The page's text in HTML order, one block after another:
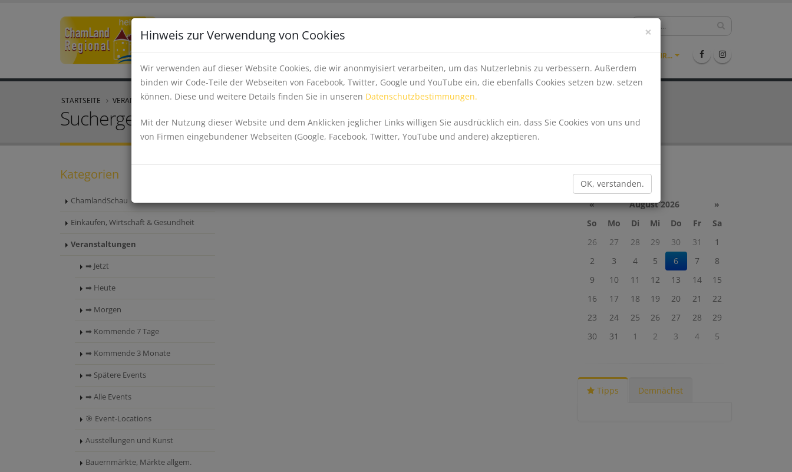
×
Hinweis zur Verwendung von Cookies
Wir verwenden auf dieser Website Cookies, die wir anonmyisiert verarbeiten, um das Nutzerlebnis zu verbessern. Außerdem
binden wir Code-Teile der Webseiten von Facebook, Twitter, Google und YouTube ein, die ebenfalls Cookies setzen bzw. setzen
können. Diese und weitere Details finden Sie in unseren Datenschutzbestimmungen.
Mit der Nutzung dieser Website und dem Anklicken jeglicher Links willigen Sie ausdrücklich ein, dass Sie Cookies von uns und
von Firmen eingebundener Webseiten (Google, Facebook, Twitter, YouTube und andere) akzeptieren.
OK, verstanden.
EINKAUFEN, WIRTSCHAFT & GESUNDHEIT EVENTS STELLENMARKT MEHR...
STARTSEITE VERANSTALTUNGEN
Suchergebnis
Kategorien
ChamlandSchau
Einkaufen, Wirtschaft & Gesundheit
Veranstaltungen
➡ Jetzt
➡ Heute
➡ Morgen
➡ Kommende 7 Tage
➡ Kommende 3 Monate
➡ Spätere Events
➡ Alle Events
🎯 Event-Locations
Ausstellungen und Kunst
Bauernmärkte, Märkte allgem.
Kalender
« August 2026
»
So
Mo Di Mi Do Fr
Sa
26
27 28 29 30 31
1
2
3 4 5 6 7
8
9
10 11 12 13 14
15
16
17 18 19 20 21
22
23
24 25 26 27 28
29
30
31 1 2 3 4 5
Tipps Demnächst